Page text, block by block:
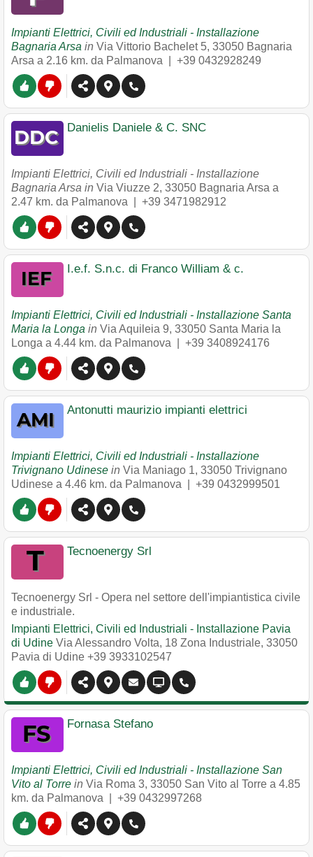
Impianti Elettrici, Civili ed Industriali - Installazione
Bagnaria Arsa in Via Vittorio Bachelet 5, 33050 Bagnaria
Arsa a 2.16 km. da Palmanova | +39 0432928249
Danielis Daniele & C. SNC
Impianti Elettrici, Civili ed Industriali - Installazione
Bagnaria Arsa in Via Viuzze 2, 33050 Bagnaria Arsa a
2.47 km. da Palmanova | +39 3471982912
I.e.f. S.n.c. di Franco William & c.
Impianti Elettrici, Civili ed Industriali - Installazione Santa
Maria la Longa in Via Aquileia 9, 33050 Santa Maria la
Longa a 4.44 km. da Palmanova | +39 3408924176
Antonutti maurizio impianti elettrici
Impianti Elettrici, Civili ed Industriali - Installazione
Trivignano Udinese in Via Maniago 1, 33050 Trivignano
Udinese a 4.46 km. da Palmanova | +39 0432999501
Tecnoenergy Srl
Tecnoenergy Srl - Opera nel settore dell'impiantistica civile
e industriale.
Impianti Elettrici, Civili ed Industriali - Installazione Pavia
di Udine Via Alessandro Volta, 18 Zona Industriale, 33050
Pavia di Udine +39 3933102547
Fornasa Stefano
Impianti Elettrici, Civili ed Industriali - Installazione San
Vito al Torre in Via Roma 3, 33050 San Vito al Torre a 4.85
km. da Palmanova | +39 0432997268